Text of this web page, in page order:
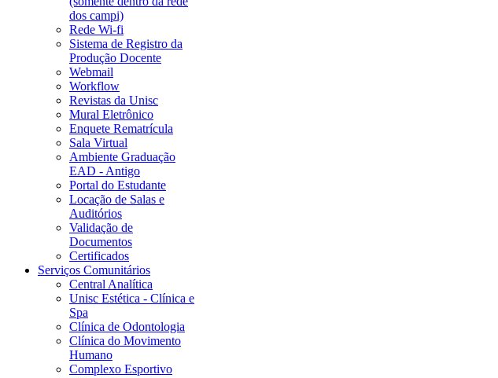
dos campi)
Rede Wi-fi
Sistema de Registro da
Produção Docente
Webmail
Workflow
Revistas da Unisc
Mural Eletrônico
Enquete Rematrícula
Sala Virtual
Ambiente Graduação
EAD - Antigo
Portal do Estudante
Locação de Salas e
Auditórios
Validação de
Documentos
Certificados
Serviços Comunitários
Central Analítica
Unisc Estética - Clínica e
Spa
Clínica de Odontologia
Clínica do Movimento
Humano
Complexo Esportivo